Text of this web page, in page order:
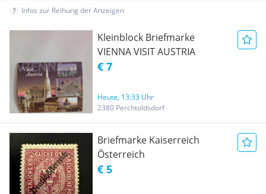
Infos zur Reihung der Anzeigen
Kleinblock Briefmarke
VIENNA VISIT AUSTRIA
€ 7
Heute, 13:33 Uhr
2380 Perchtoldsdorf
Briefmarke Kaiserreich
Österreich
€ 5